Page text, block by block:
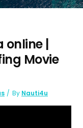
online |
Movie
By Nauti4u